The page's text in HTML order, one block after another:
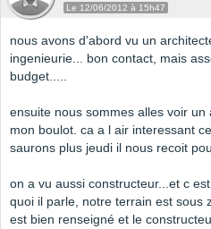
Le 12/06/2012 à 15h47
nous avons d'abord vu un
ingenieurie... bon contact, mais
budget.....
ensuite nous sommes alles voir
mon boulot. ca a l air interessant
saurons plus jeudi il nous recoit
on a vu aussi constructeur...et c
quoi il parle, notre terrain est sous
est bien renseigné et le